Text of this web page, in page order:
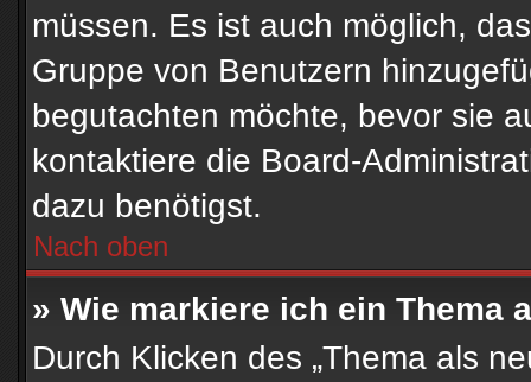
müssen. Es ist auch möglich,
Gruppe von Benutzern
begutachten möchte, bevor sie
kontaktiere die Board-
dazu benötigst.
Nach oben
» Wie markiere ich ein Thema
Durch Klicken des „Thema als